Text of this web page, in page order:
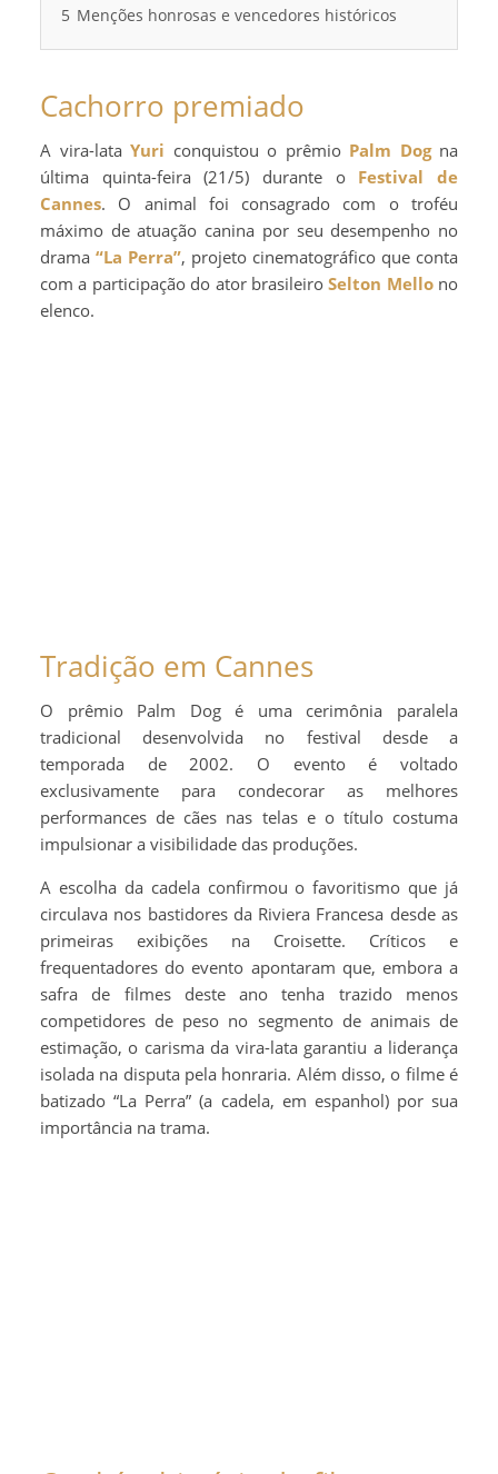
5 Menções honrosas e vencedores históricos
Cachorro premiado
A vira-lata Yuri conquistou o prêmio Palm Dogna
última quinta-feira (21/5) durante o Festival de
Cannes. O animal foi consagrado com o troféu
máximo de atuação canina por seu desempenho no
drama “La Perra”, projeto cinematográfico que conta
com a participação do ator brasileiroSelton Mellono
elenco.
Tradição em Cannes
O prêmio Palm Dog é uma cerimônia paralela
tradicional desenvolvida no festival desde a
temporada de 2002. O evento é voltado
exclusivamente para condecorar as melhores
performances de cães nas telas e o título costuma
impulsionar a visibilidade das produções.
A escolha da cadela confirmou o favoritismo que já
circulava nos bastidores da Riviera Francesa desde as
primeiras exibições na Croisette. Críticos e
frequentadores do evento apontaram que, embora a
safra de filmes deste ano tenha trazido menos
competidores de peso no segmento de animais de
estimação, o carisma da vira-lata garantiu a liderança
isolada na disputa pela honraria. Além disso, o filme é
batizado “La Perra” (a cadela, em espanhol) por sua
importância na trama.